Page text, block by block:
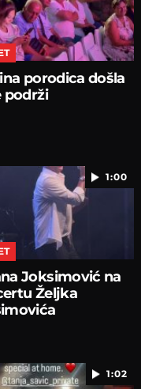
porodica došla
podrži
1:00
Joksimović na
Željka
1:02